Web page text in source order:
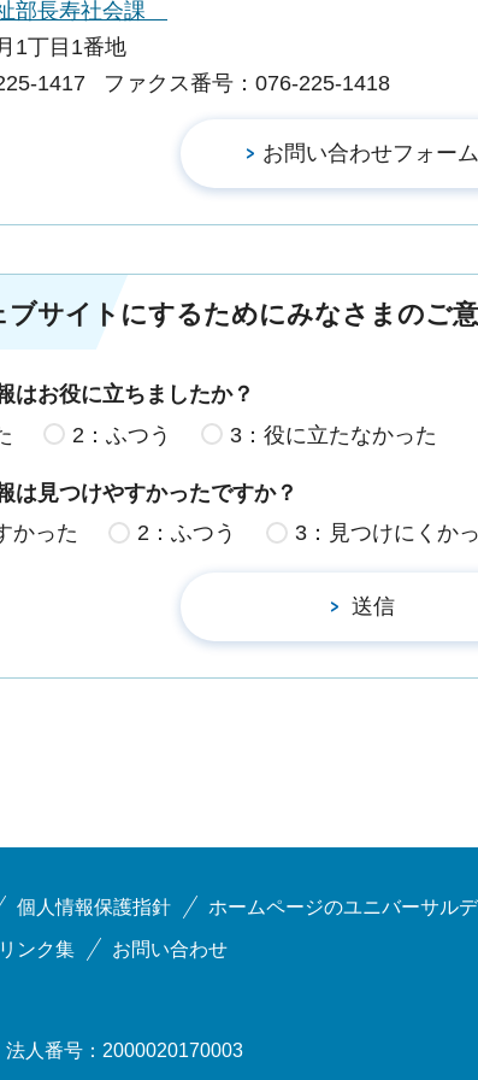
部長寿社会課
1丁目1番地
1417
ファクス番号：076-225-1418
ブサイトにするためにみなさまのご
はお役に立ちましたか？
2：ふつう 3：役に立たなかった
は見つけやすかったですか？
かった
2：ふつう 3：見つけにくか
個人情報保護指針 ホームページのユニバーサル
リンク集 お問い合わせ
法人番号：2000020170003